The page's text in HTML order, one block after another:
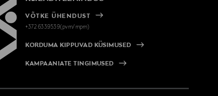
VÕTKE ÜHENDUST
+372 6339539(pvm/mpm)
KORDUMA KIPPUVAD KÜSIMUSED
KAMPAANIATE TINGIMUSED